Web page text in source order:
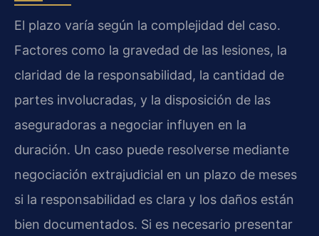
El plazo varía según la complejidad del caso.
Factores como la gravedad de las lesiones, la
claridad de la responsabilidad, la cantidad de
partes involucradas, y la disposición de las
aseguradoras a negociar influyen en la
duración. Un caso puede resolverse mediante
negociación extrajudicial en un plazo de meses
si la responsabilidad es clara y los daños están
bien documentados. Si es necesario presentar